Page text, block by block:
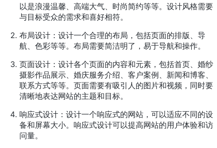
以是浪漫温馨、高端大气、时尚简约等等。设计风格需要
与目标受众的需求和喜好相符。
布局设计：设计一个合理的布局，包括页面的排版、导
航、色彩等等。布局需要简洁明了，易于导航和操作。
页面设计：设计各个页面的内容和元素，包括首页、婚纱
摄影作品展示、婚庆服务介绍、客户案例、新闻和博客、
联系方式等等。页面需要有吸引人的图片和视频，同时要
清晰地表达网站的主题和目标。
响应式设计：设计一个响应式的网站，可以适应不同的设
备和屏幕大小。响应式设计可以提高网站的用户体验和访
问量。